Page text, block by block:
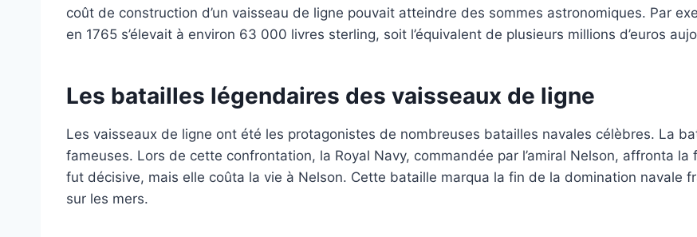
coût de construction d’un vaisseau de ligne pouvait atteindre des sommes astronomiques. Par
en 1765 s’élevait à environ 63 000 livres sterling, soit l’équivalent de plusieurs millions d’euros
Les batailles légendaires des vaisseaux de ligne
Les vaisseaux de ligne ont été les protagonistes de nombreuses batailles navales célèbres. La
fameuses. Lors de cette confrontation, la Royal Navy, commandée par l’amiral Nelson, affronta
fut décisive, mais elle coûta la vie à Nelson. Cette bataille marqua la fin de la domination navale
sur les mers.